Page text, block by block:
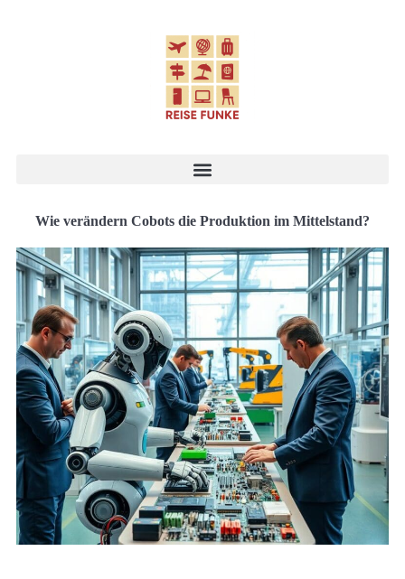
Wie verändern Cobots die Produktion im Mittelstand?